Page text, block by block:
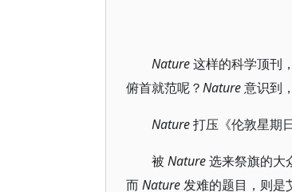
Nature这样的科学顶刊
俯首就范呢？Nature意识到
Nature打压《伦敦星期
被 Nature选来祭旗的大
而Nature发难的题目，则是